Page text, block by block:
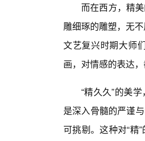
而在西方，精
雕细琢的雕塑，无
文艺复兴时期大师
画，对情感的表达
“精久久”的美
是深入骨髓的严谨
可挑剔。这种对“精